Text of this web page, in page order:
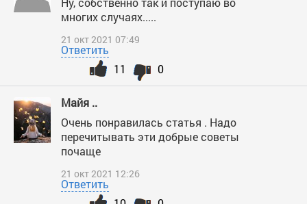
многих случаях.....
21 окт 2021 07:49
Ответить
0
11
Майя ..
Очень понравилась статья . Надо
перечитывать эти добрые советы
почаще
21 окт 2021 12:26
Ответить